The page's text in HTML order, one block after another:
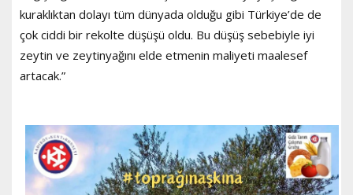
kuraklıktan dolayı tüm dünyada olduğu gibi Türkiye’de de
çok ciddi bir rekolte düşüşü oldu. Bu düşüş sebebiyle iyi
zeytin ve zeytinyağını elde etmenin maliyeti maalesef
artacak.”